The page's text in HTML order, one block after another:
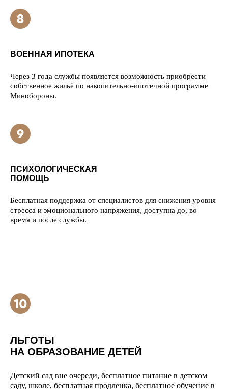
ВОЕННАЯ ИПОТЕКА
Через 3 года службы появляется возможность приобрести
собственное жильё по накопительно-ипотечной программе
Минобороны.
ПСИХОЛОГИЧЕСКАЯ
ПОМОЩЬ
Бесплатная поддержка от специалистов для снижения уровня
стресса и эмоционального напряжения, доступна до, во
время и после службы.
ЛЬГОТЫ
НА ОБРАЗОВАНИЕ ДЕТЕЙ
Детский сад вне очереди, бесплатное питание в детском
саду, школе, бесплатная продленка, бесплатное обучение в